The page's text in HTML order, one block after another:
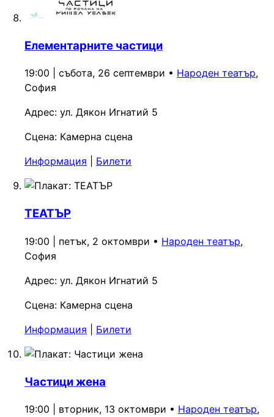
Елементарните частици
19:00 | събота, 26 септември • Народен театър,
София
Адрес: ул. Дякон Игнатий 5
Сцена: Камерна сцена
Информация
Билети
ТЕАТЪР
19:00 | петък, 2 октомври • Народен театър,
София
Адрес: ул. Дякон Игнатий 5
Сцена: Камерна сцена
Информация
Билети
Частици жена
19:00 | вторник, 13 октомври • Народен театър,